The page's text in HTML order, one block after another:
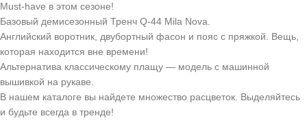
Must-have в этом сезоне!
Базовый демисезонный Тренч Q-44 Mila Nova.
Английский воротник, двубортный фасон и пояс с пряжкой. Вещь,
которая находится вне времени!
Альтернатива классическому плащу — модель с машинной
вышивкой на рукаве.
В нашем каталоге вы найдете множество расцветок. Выделяйтесь
и будьте всегда в тренде!